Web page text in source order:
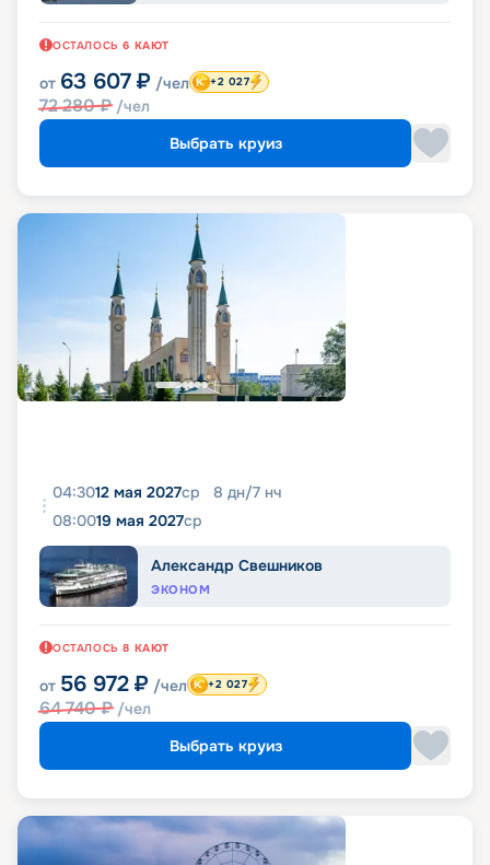
ОСТАЛОСЬ 6 КАЮТ
от 63 607 ₽ /чел
72 280₽ /чел
+2 027
Выбрать круиз
04:3012 мая 2027ср 8 дн/7 нч
08:0019 мая 2027ср
Александр Свешников
ЭКОНОМ
ОСТАЛОСЬ 8 КАЮТ
от 56 972 ₽ /чел
64 740₽ /чел
+2 027
Выбрать круиз